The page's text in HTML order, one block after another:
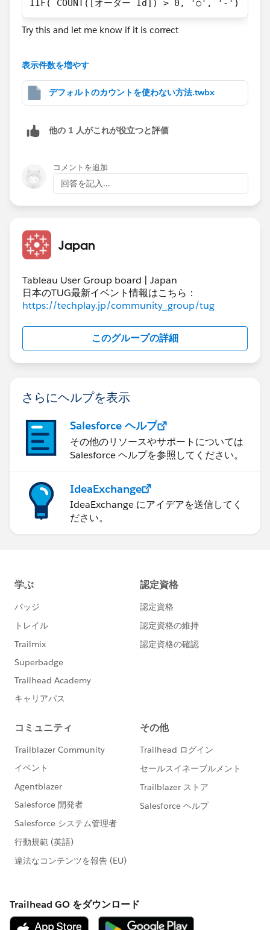
IIF( COUNT([オーダー Id]) > 0, '○', '-')
Try this and let me know if it is correct
Thanks
Said
(Please upvote all my answers and select the best one
if you find them helpful)
表示件数を増やす
デフォルトのカウントを使わない方法.twbx
他の 1 人がこれが役立つと評価
コメントを追加
回答を記入...
Japan
Tableau User Group board | Japan
日本のTUG最新イベント情報はこちら：
https://techplay.jp/community_group/tug
このグループの詳細
さらにヘルプを表示
Salesforce ヘルプ
その他のリソースやサポートについては
Salesforce ヘルプを参照してください。
IdeaExchange
IdeaExchange にアイデアを送信してく
ださい。